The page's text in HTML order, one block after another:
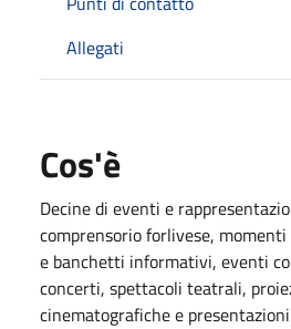
Allegati
Cos'è
Decine di eventi e
comprensorio forlivese,
e banchetti informativi, eventi
concerti, spettacoli teatrali,
cinematografiche e